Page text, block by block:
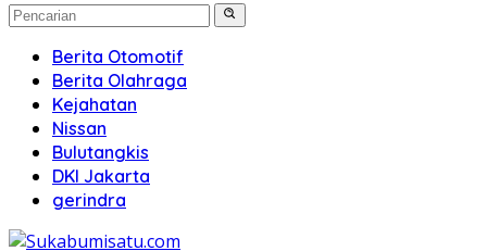
Berita Otomotif
Berita Olahraga
Kejahatan
Nissan
Bulutangkis
DKI Jakarta
gerindra